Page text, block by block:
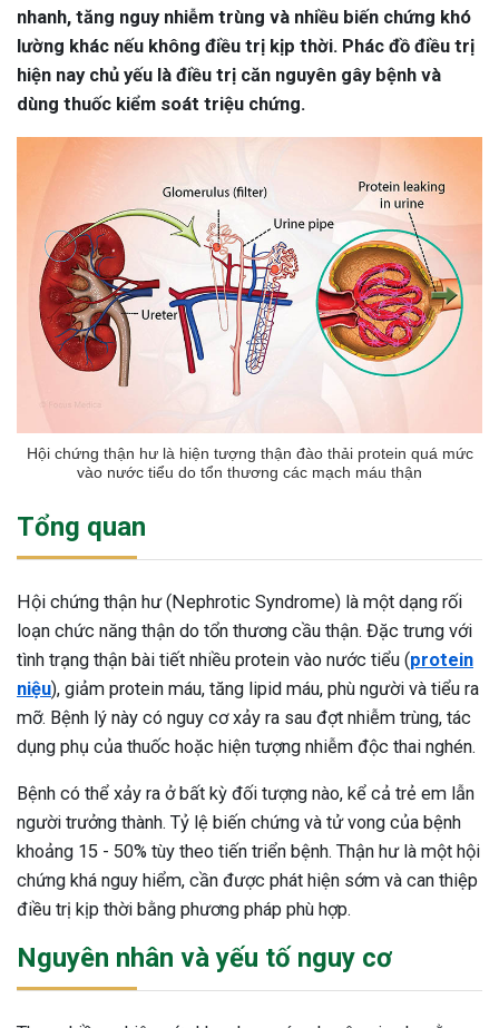
nhanh, tăng nguy nhiễm trùng và nhiều biến chứng khó
lường khác nếu không điều trị kịp thời. Phác đồ điều trị
hiện nay chủ yếu là điều trị căn nguyên gây bệnh và
dùng thuốc kiểm soát triệu chứng.
Hội chứng thận hư là hiện tượng thận đào thải protein quá mức
vào nước tiểu do tổn thương các mạch máu thận
Tổng quan
Hội chứng thận hư (Nephrotic Syndrome) là một dạng rối
loạn chức năng thận do tổn thương cầu thận. Đặc trưng với
tình trạng thận bài tiết nhiều protein vào nước tiểu (protein
niệu), giảm protein máu, tăng lipid máu, phù người và tiểu ra
mỡ. Bệnh lý này có nguy cơ xảy ra sau đợt nhiễm trùng, tác
dụng phụ của thuốc hoặc hiện tượng nhiễm độc thai nghén.
Bệnh có thể xảy ra ở bất kỳ đối tượng nào, kể cả trẻ em lẫn
người trưởng thành. Tỷ lệ biến chứng và tử vong của bệnh
khoảng 15 - 50% tùy theo tiến triển bệnh. Thận hư là một hội
chứng khá nguy hiểm, cần được phát hiện sớm và can thiệp
điều trị kịp thời bằng phương pháp phù hợp.
Nguyên nhân và yếu tố nguy cơ